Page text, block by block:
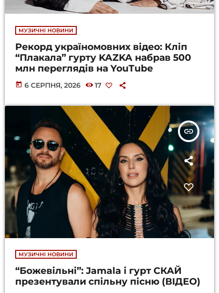
МУЗИЧНІ НОВИНИ
Рекорд україномовних відео: Кліп
“Плакала” гурту KAZKA набрав 500
млн переглядів на YouTube
today 6 СЕРПНЯ, 2026 17
insert_link
МУЗИЧНІ НОВИНИ
“Божевільні”: Jamala і гурт СКАЙ
презентували спільну пісню (ВІДЕО)